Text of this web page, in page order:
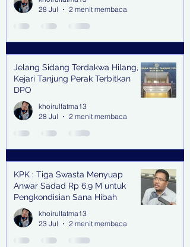
28 Jul
2 menit membaca
Jelang Sidang Terdakwa Hilang,
Kejari Tanjung Perak Terbitkan
DPO
khoirulfatma13
28 Jul
2 menit membaca
KPK : Tiga Swasta Menyuap
Anwar Sadad Rp 6,9 M untuk
Pengkondisian Sana Hibah
khoirulfatma13
23 Jul
2 menit membaca